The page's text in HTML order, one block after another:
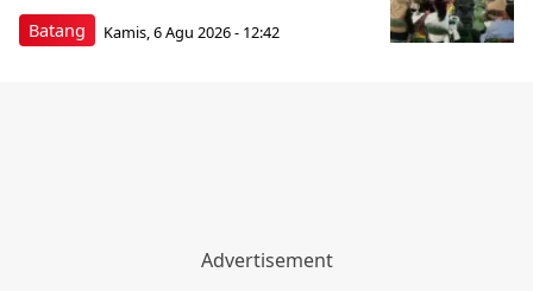
Batang Kamis, 6 Agu 2026 - 12:42